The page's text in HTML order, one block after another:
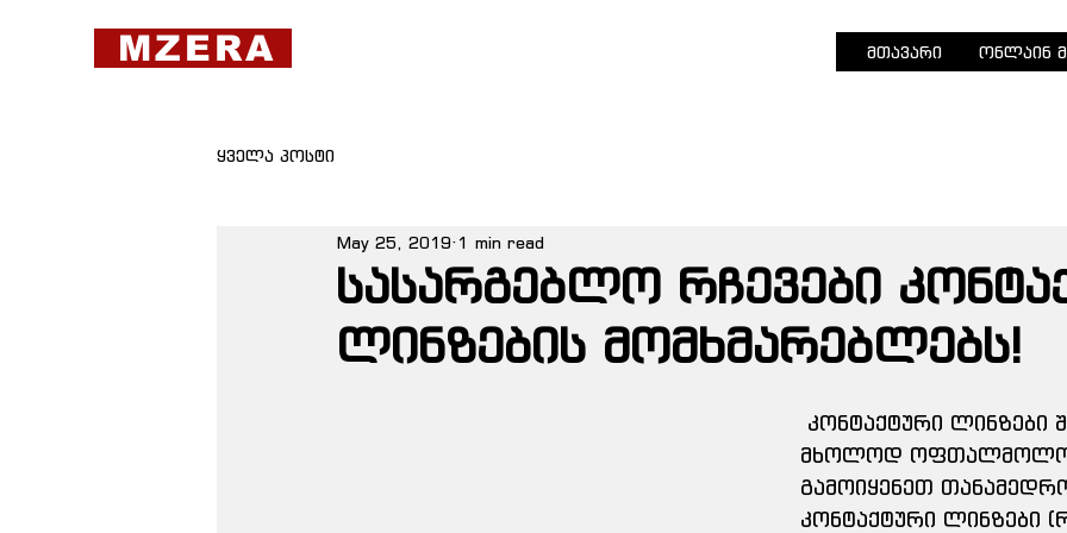
MZERA მთავარი ონლაინ
ყველა პოსტი
სასარგებლო რჩევები
ლინზების მომხმარებლებს!
May 25, 2019 1 min read
მხოლოდ
გამოიყენეთ
კონტაქტური ლინზები